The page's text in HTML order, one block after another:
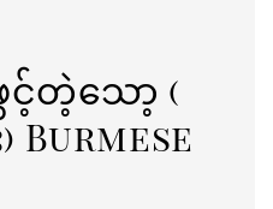
င့်တဲ့သော့ (
Burmese